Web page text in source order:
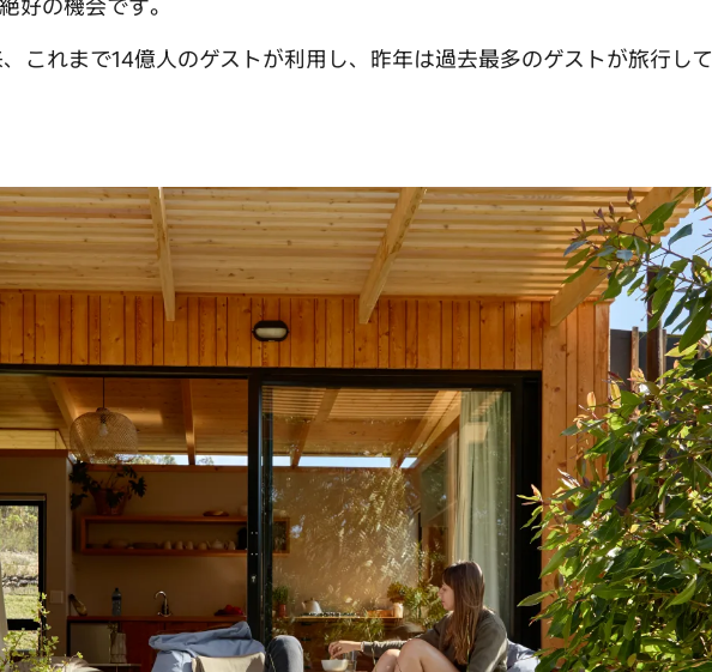
好の機会です。
これまで14億人のゲストが利用し、昨年は過去最多のゲストが旅行して